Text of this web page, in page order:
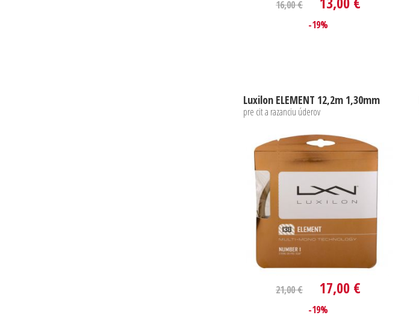
16,00 €
-19%
Luxilon ELEMENT 12,2m 1,30mm
pre cit a razanciu úderov
21,00 € 17,00 €
-19%